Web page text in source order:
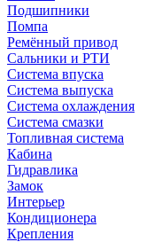
Подшипники
Помпа
Ремённый привод
Сальники и РТИ
Система впуска
Система выпуска
Система охлаждения
Система смазки
Топливная система
Кабина
Гидравлика
Замок
Интерьер
Кондиционера
Крепления